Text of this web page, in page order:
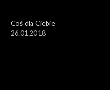
Coś dla Ciebie
26.01.2018